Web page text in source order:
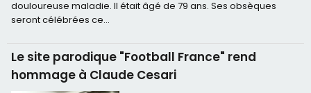
douloureuse maladie. Il était âgé de 79 ans. Ses obsèques
seront célébrées ce...
Le site parodique "Football France" rend
hommage à Claude Cesari